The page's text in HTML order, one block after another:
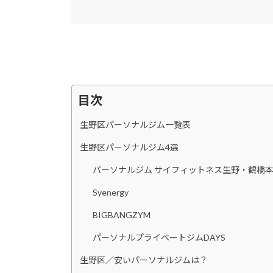
目次
生野区パーソナルジム一覧表
生野区パーソナルジム4選
パーソナルジム サイフィットネス生野・鶴橋
Syenergy
BIGBANGZYM
パーソナルプライベートジムDAYS
生野区／安いパーソナルジムは？